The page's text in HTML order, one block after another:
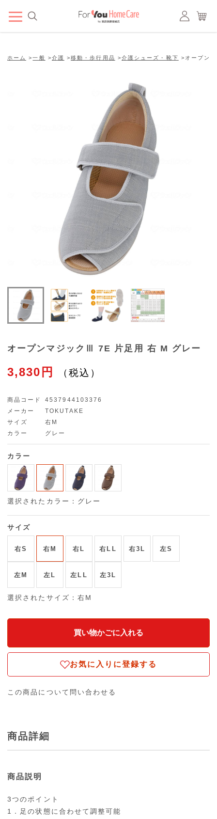
ホーム >一般 >介護 >移動・歩行用品 >介護シューズ・靴下 > オープン
オープンマジックⅢ 7E 片足用 右 M グレー
3,830円
商品コード
4537944103376
メーカー
TOKUTAKE
サイズ
右M
カラー
グレー
カラー
選択されたカラー：グレー
サイズ
右S 右M 右L 右LL 右3L 左S
左M 左L 左LL 左3L
選択されたサイズ：右M
お気に入りに登録する
この商品について問い合わせる
商品詳細
商品説明
3つのポイント
1．足の状態に合わせて調整可能